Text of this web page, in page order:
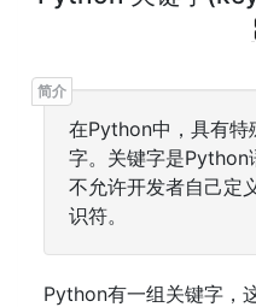
在Python中，具有特
字。关键字是Python
不允许开发者自己定
识符。
Python有一组关键字，